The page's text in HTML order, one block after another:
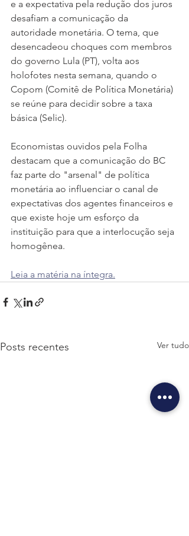
e a expectativa pela redução dos juros
desafiam a comunicação da
autoridade monetária. O tema, que
desencadeou choques com membros
do governo Lula (PT), volta aos
holofotes nesta semana, quando o
Copom (Comitê de Política Monetária)
se reúne para decidir sobre a taxa
básica (Selic).
Economistas ouvidos pela Folha
destacam que a comunicação do BC
faz parte do "arsenal" de política
monetária ao influenciar o canal de
expectativas dos agentes financeiros e
que existe hoje um esforço da
instituição para que a interlocução seja
homogênea.
Leia a matéria na íntegra.
Posts recentes Ver tudo